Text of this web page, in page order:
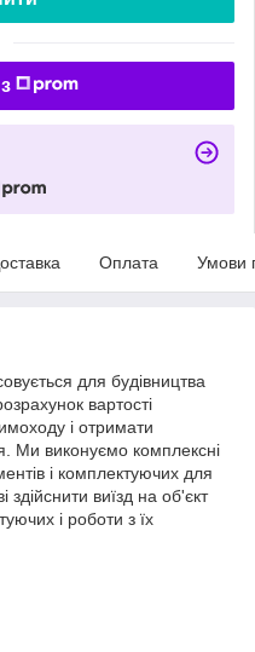
Оплата Умови
для будівництва
вартості
і отримати
Ми виконуємо комплексні
і комплектуючих для
здійснити виїзд на об'єкт
і роботи з їх